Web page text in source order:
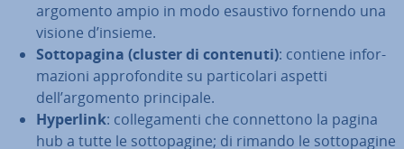
argomento ampio in modo esaustivo fornendo una
visione d’insieme.
Sot­to­pa­gi­na (cluster di contenuti): contiene in­for­
ma­zio­ni ap­pro­fon­di­te su par­ti­co­la­ri aspetti
dell’argomento prin­ci­pa­le.
Hyperlink: col­le­ga­men­ti che con­net­to­no la pagina
hub a tutte le sot­to­pa­gi­ne; di rimando le sot­to­pa­gi­ne